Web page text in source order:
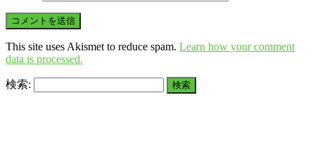
This site uses Akismet to reduce spam. Learn how your comment
data is processed.
検索: